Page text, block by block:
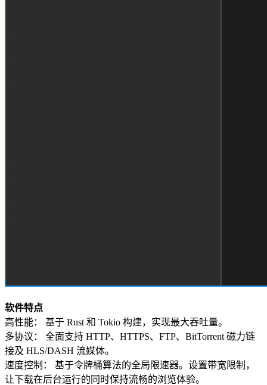
软件特点
高性能： 基于 Rust 和 Tokio 构建，实现最大吞吐量。
多协议： 全面支持 HTTP、HTTPS、FTP、BitTorrent 磁力链
接及 HLS/DASH 流媒体。
速度控制： 基于令牌桶算法的全局限速器。设置带宽限制，
让下载在后台运行的同时保持流畅的浏览体验。